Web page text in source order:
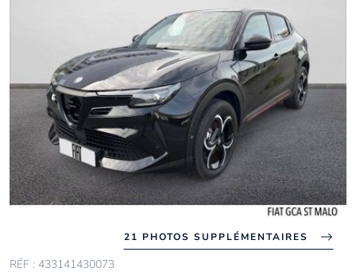
21 PHOTOS SUPPLÉMENTAIRES
RÉF : 433141430073